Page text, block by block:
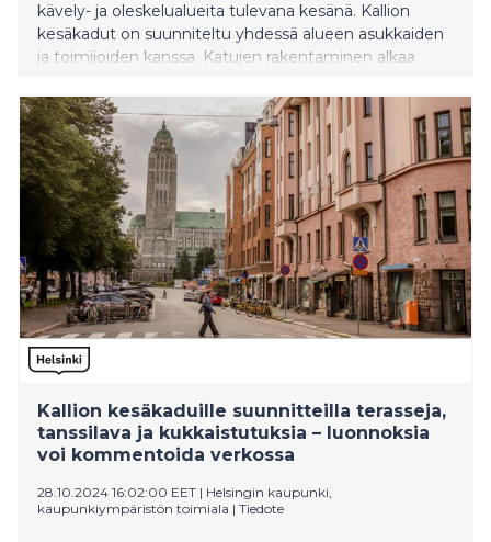
kävely- ja oleskelualueita tulevana kesänä. Kallion
kesäkadut on suunniteltu yhdessä alueen asukkaiden
ja toimijoiden kanssa. Katujen rakentaminen alkaa
tapahtumalavalla voi järjestää koko kesän omia
tapahtumia maksutta.
Kallion kesäkaduille suunnitteilla terasseja,
tanssilava ja kukkaistutuksia – luonnoksia
voi kommentoida verkossa
28.10.2024 16:02:00 EET | Helsingin kaupunki,
kaupunkiympäristön toimiala | Tiedote